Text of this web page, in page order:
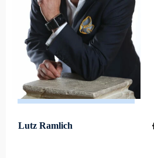
Lutz Ramlich